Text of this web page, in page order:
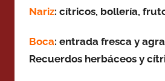
Nariz: cítricos, bollería,
Boca: entrada fresca y
Recuerdos herbáceos y